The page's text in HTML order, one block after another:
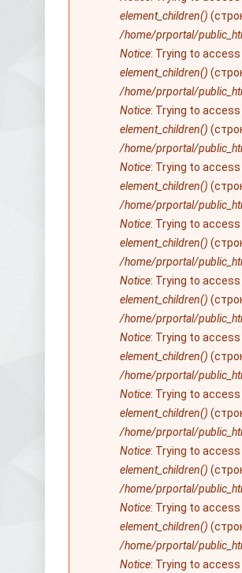
element_children()
/home/prportal/
Notice: Trying to
element_children()
/home/prportal/
Notice: Trying to
element_children()
/home/prportal/
Notice: Trying to
element_children()
/home/prportal/
Notice: Trying to
element_children()
/home/prportal/
Notice: Trying to
element_children()
/home/prportal/
Notice: Trying to
element_children()
/home/prportal/
Notice: Trying to
element_children()
/home/prportal/
Notice: Trying to
element_children()
/home/prportal/
Notice: Trying to
element_children()
/home/prportal/
Notice: Trying to